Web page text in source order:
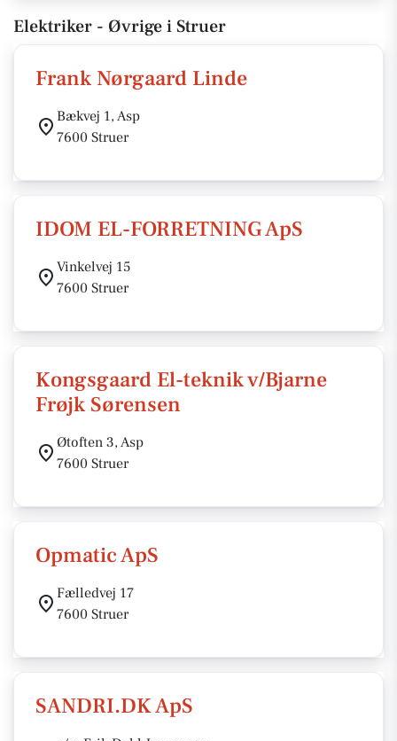
Elektriker - Øvrige i Struer
Frank Nørgaard Linde
Bækvej 1, Asp
7600 Struer
IDOM EL-FORRETNING ApS
Vinkelvej 15
7600 Struer
Kongsgaard El-teknik v/Bjarne
Frøjk Sørensen
Øtoften 3, Asp
7600 Struer
Opmatic ApS
Fælledvej 17
7600 Struer
SANDRI.DK ApS